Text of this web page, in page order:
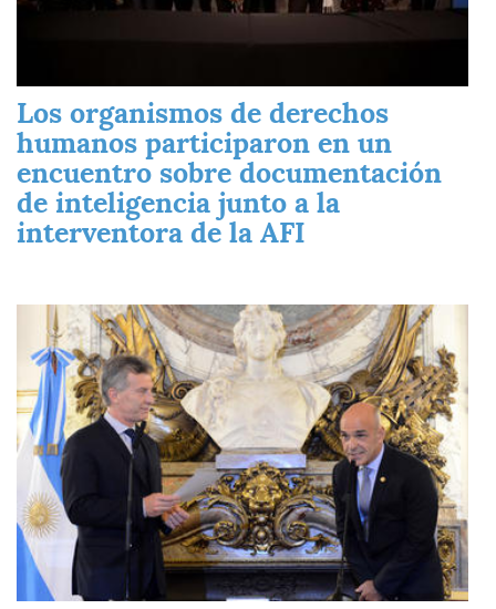
Los organismos de derechos
humanos participaron en un
encuentro sobre documentación
de inteligencia junto a la
interventora de la AFI
Imagen